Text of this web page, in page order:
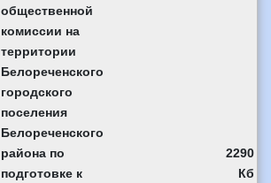
общественной
комиссии на
территории
Белореченского
городского
поселения
Белореченского
района по
подготовке к
2290
Кб